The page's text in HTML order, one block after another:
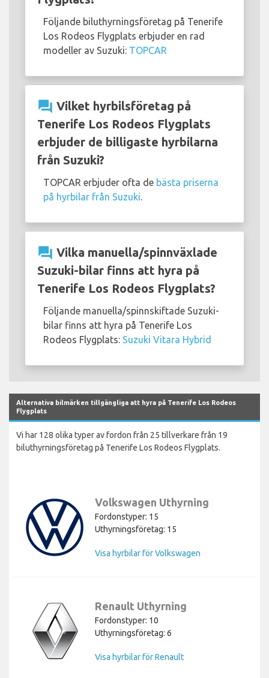
Följande biluthyrningsföretag på Tenerife
Los Rodeos Flygplats erbjuder en rad
modeller av Suzuki: TOPCAR
question_answer Vilket hyrbilsföretag på
Tenerife Los Rodeos Flygplats
erbjuder de billigaste hyrbilarna
från Suzuki?
TOPCAR erbjuder ofta de bästa priserna
på hyrbilar från Suzuki
question_answer Vilka manuella/spinnväxlade
Suzuki-bilar finns att hyra på
Tenerife Los Rodeos Flygplats?
Följande manuella/spinnskiftade Suzuki-
bilar finns att hyra på Tenerife Los
Rodeos Flygplats: Suzuki Vitara Hybrid
Alternativa bilmärken tillgängliga att hyra på Tenerife Los Rodeos
Flygplats
Vi har 128 olika typer av fordon från 25 tillverkare från 19
biluthyrningsföretag på Tenerife Los Rodeos Flygplats.
Volkswagen Uthyrning
Fordonstyper: 15
Uthyrningsföretag: 15
Visa hyrbilar för Volkswagen
Renault Uthyrning
Fordonstyper: 10
Uthyrningsföretag: 6
Visa hyrbilar för Renault